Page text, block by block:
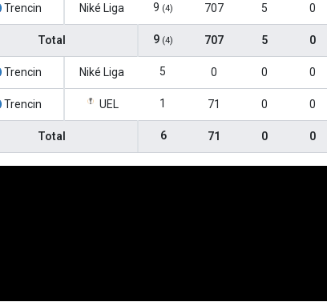
Trencin Niké Liga 9 (4) 707 5 0
Total 9 (4) 707 5 0
Trencin Niké Liga 5 0 0 0
Trencin UEL 1 71 0 0
Total 6 71 0 0